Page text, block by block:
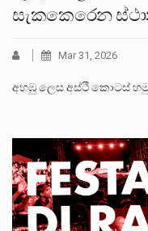
සැකකෙරෙන
Mar 31, 2026
අහඹු ලෙස අස්ථි කොටස්